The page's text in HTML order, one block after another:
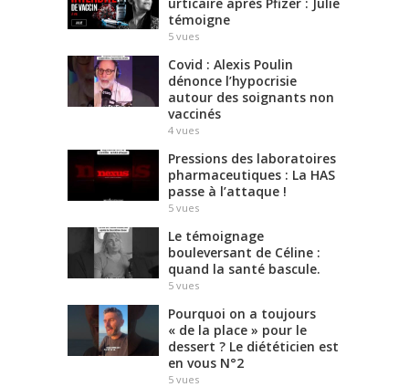
témoigne
5 vues
Covid : Alexis Poulin
dénonce l’hypocrisie
autour des soignants non
vaccinés
4 vues
Pressions des laboratoires
pharmaceutiques : La HAS
passe à l’attaque !
5 vues
Le témoignage
bouleversant de Céline :
quand la santé bascule.
5 vues
Pourquoi on a toujours
« de la place » pour le
dessert ? Le diététicien est
en vous N°2
5 vues